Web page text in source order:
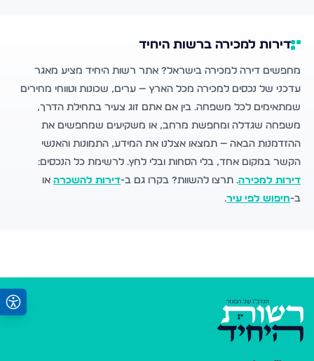
דירות למכירה ברשות היחיד
מחפשים דירה למכירה בישראל? אתר רשות היחיד מציע מאגר
עדכני של נכסים למכירה מכל הארץ — ערים, שכונות וטווחי מחירים
שמתאימים לכל משפחה. בין אם אתם זוג צעיר בתחילת הדרך,
משפחה שגדלה ומחפשת מרחב, או משקיעים שמחפשים את
ההזדמנות הבאה — תמצאו אצלנו את המידע, התמונות והאנשי
הקשר במקום אחד, בלי הסחות ובלי לחץ. לרשימת כל הנכסים:
דירות למכירה. תרצו להשוות? בקרו גם ב-דירות להשכרה או
ב-חיפוש לפי עיר.